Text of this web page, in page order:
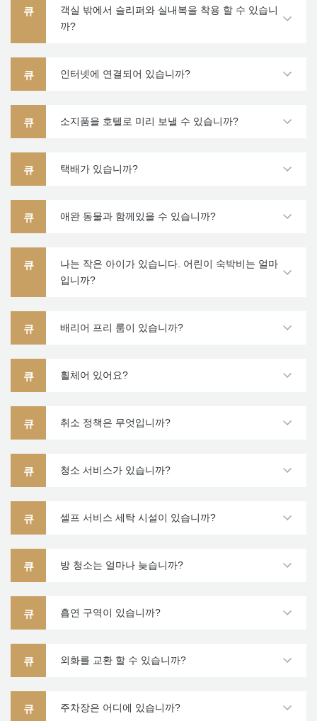
큐
객실 밖에서 슬리퍼와 실내복을 착용 할 수 있습니
까?
큐 인터넷에 연결되어 있습니까?
큐 소지품을 호텔로 미리 보낼 수 있습니까?
큐 택배가 있습니까?
큐 애완 동물과 함께있을 수 있습니까?
큐
나는 작은 아이가 있습니다. 어린이 숙박비는 얼마
입니까?
큐 배리어 프리 룸이 있습니까?
큐 휠체어 있어요?
큐 취소 정책은 무엇입니까?
큐 청소 서비스가 있습니까?
큐 셀프 서비스 세탁 시설이 있습니까?
큐 방 청소는 얼마나 늦습니까?
큐 흡연 구역이 있습니까?
큐 외화를 교환 할 수 있습니까?
큐 주차장은 어디에 있습니까?